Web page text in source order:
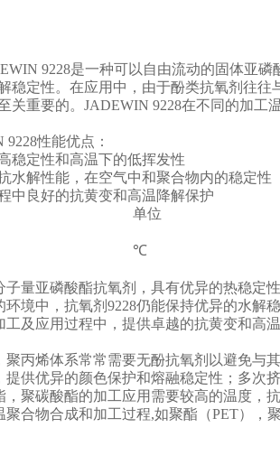
9228是一种可以自由流动的固体亚
稳定性。在应用中，由于酚类抗氧剂往
关重要的。JADEWIN 9228在不同的加工
9228性能优点：
稳定性和高温下的低挥发性
水解性能，在空气中和聚合物内的稳定性
中良好的抗黄变和高温降解保护
单位
℃
子量亚磷酸酯抗氧剂，具有优异的热稳定
环境中，抗氧剂9228仍能保持优异的水解
工及应用过程中，提供卓越的抗黄变和高
聚丙烯体系常常需要无酚抗氧剂以避免与
提供优异的颜色保护和熔融稳定性；多次
，聚碳酸酯的加工应用需要较高的温度，
聚合物合成和加工过程,如聚酯（PET），